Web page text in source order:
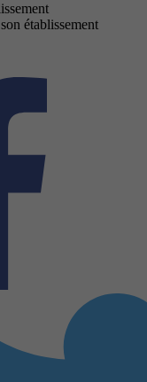
établissement